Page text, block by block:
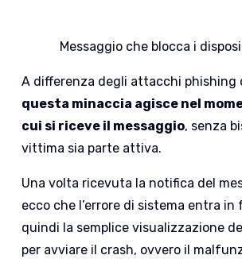
Messaggio che blocca i
A differenza degli attacchi phishing
questa minaccia agisce nel
cui si riceve il messaggio, senza
vittima sia parte attiva.
Una volta ricevuta la notifica del
ecco che l’errore di sistema entra
quindi la semplice visualizzazione
per avviare il crash, ovvero il